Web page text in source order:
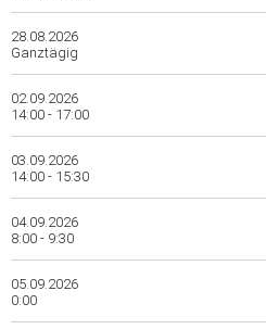
28.08.2026
Ganztägig
02.09.2026
14:00 - 17:00
03.09.2026
14:00 - 15:30
04.09.2026
8:00 - 9:30
05.09.2026
0:00